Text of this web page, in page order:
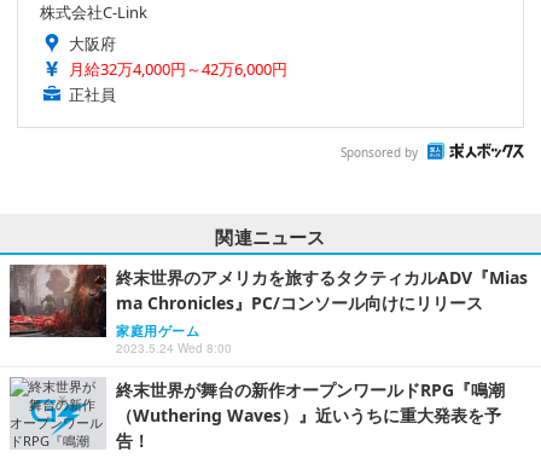
株式会社C-Link
大阪府
月給32万4,000円～42万6,000円
正社員
Sponsored by
関連ニュース
終末世界のアメリカを旅するタクティカルADV『Mias
ma Chronicles』PC/コンソール向けにリリース
家庭用ゲーム
2023.5.24 Wed 8:00
終末世界が舞台の新作オープンワールドRPG『鳴潮
（Wuthering Waves）』近いうちに重大発表を予
告！